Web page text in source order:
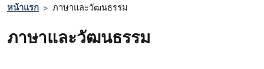
หน้าแรก > ภาษาและวัฒนธรรม
ภาษาและวัฒนธรรม